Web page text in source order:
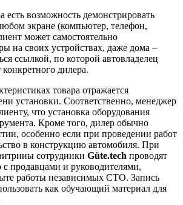
возможность демонстрировать
экране (компьютер, телефон,
может самостоятельно
на своих устройствах, даже дома –
ссылкой, по которой автовладелец
дилера.
товара отражается
установки. Соответственно, менеджер
что установка оборудования
Кроме того, дилер обычно
особенно если при проведении работ
в конструкцию автомобиля. При
сотрудники Güte.tech проводят
продавцами и руководителями,
работы независимых СТО. Запись
как обучающий материал для